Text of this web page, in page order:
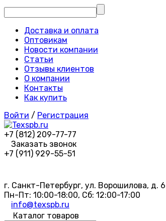
Доставка и оплата
Оптовикам
Новости компании
Статьи
Отзывы клиентов
О компании
Контакты
Как купить
Войти / Регистрация
+7 (812) 209-77-77
Заказать звонок
+7 (911) 929-55-51
г. Санкт-Петербург, ул. Ворошилова, д. 6
Пн-Пт: 10:00-18:00, Сб: 12:00-17:00
info@texspb.ru
Каталог товаров